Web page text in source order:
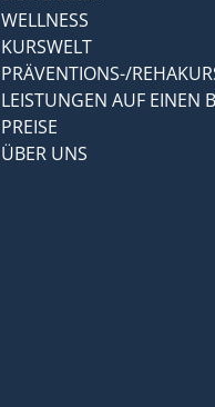
WELLNESS
KURSWELT
PRÄVENTIONS-/
LEISTUNGEN AUF EINEN
PREISE
ÜBER UNS